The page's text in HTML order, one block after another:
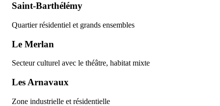
Saint-Barthélémy
Quartier résidentiel et grands ensembles
Le Merlan
Secteur culturel avec le théâtre, habitat mixte
Les Arnavaux
Zone industrielle et résidentielle